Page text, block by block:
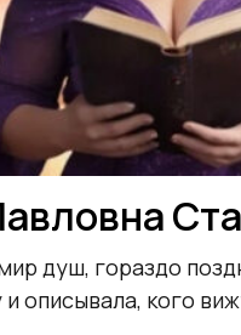
душ, гораздо
и описывала, кого